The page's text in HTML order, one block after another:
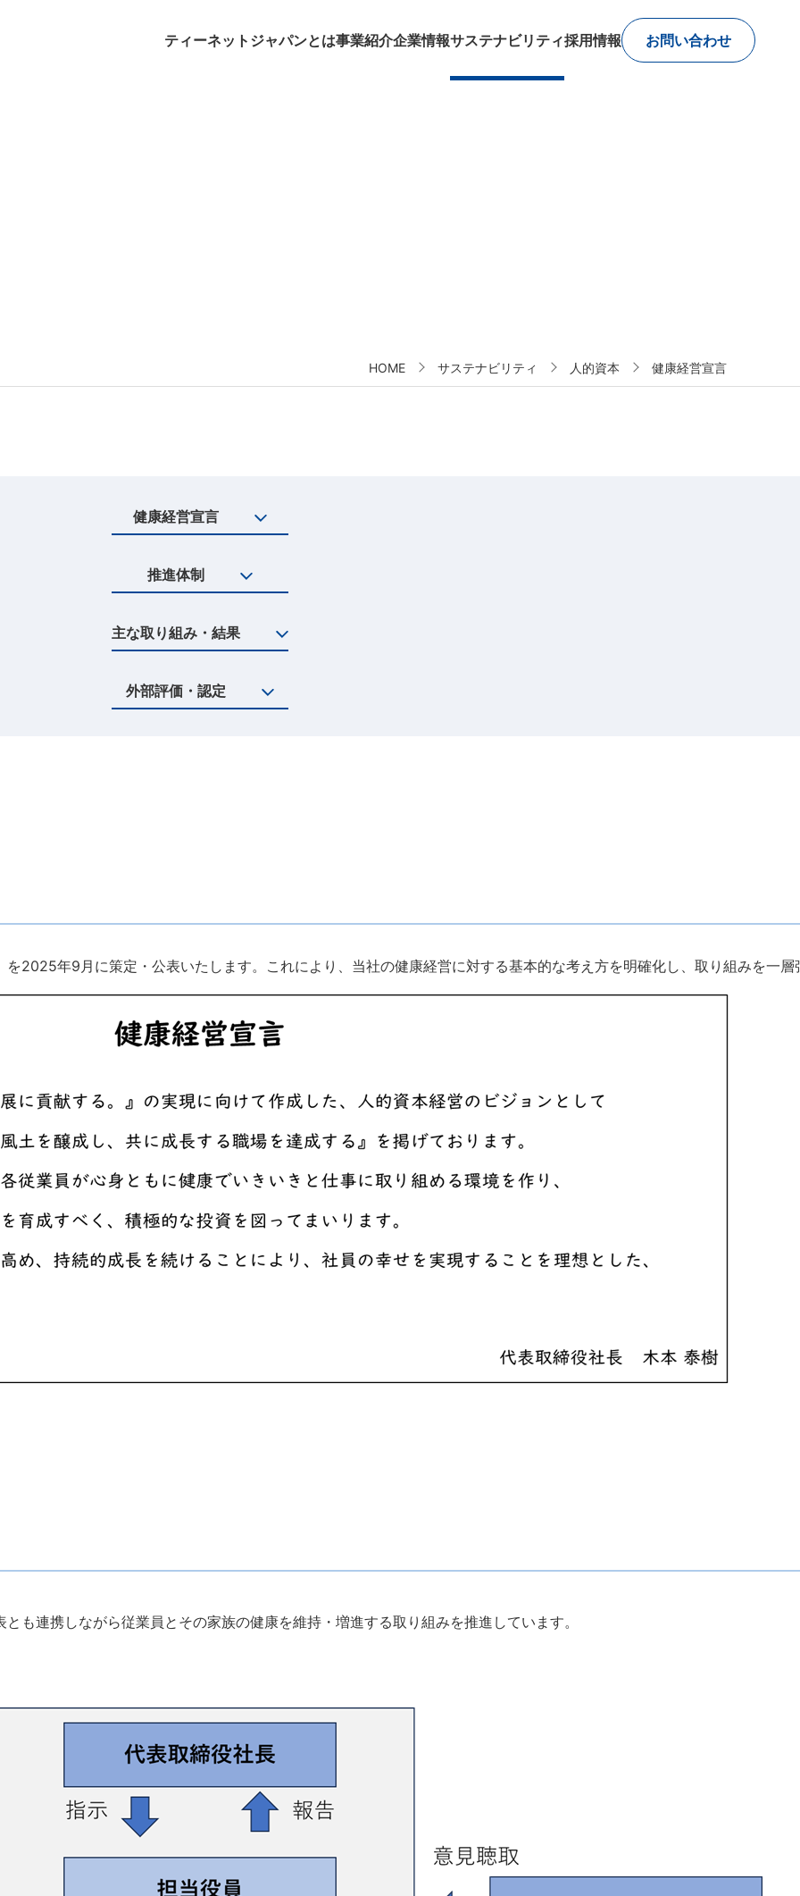
ティーネットジャパンとは事業紹介企業情報サステナビリティ採用情報 お問い合わせ
HOME サステナビリティ 人的資本 健康経営宣言
健康経営宣言
推進体制
主な取り組み・結果
外部評価・認定
2025年9月に策定・公表いたします。これにより、当社の健康経営に対する基本的な考え方を明確化し、取り組みを一層
連携しながら従業員とその家族の健康を維持・増進する取り組みを推進しています。